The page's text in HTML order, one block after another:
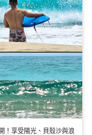
！享受陽光、貝殼沙與浪